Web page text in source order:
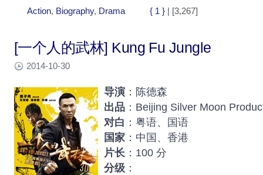
Action, Biography, Drama { 1 } | [3,267]
[一个人的武林] Kung Fu Jungle
2014-10-30
导演 ：陈德森
出品 ：Beijing Silver Moon
对白 ：粤语、国语
国家 ：中国、香港
片长 ：100 分
分级 ：